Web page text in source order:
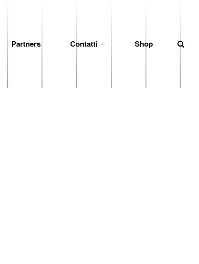
News
Diventa Socio
Partners Contatti Shop